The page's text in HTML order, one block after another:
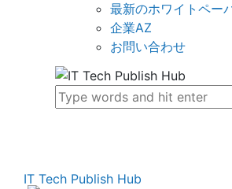
最新のホワイトペー
企業AZ
お問い合わせ
IT Tech Publish Hub